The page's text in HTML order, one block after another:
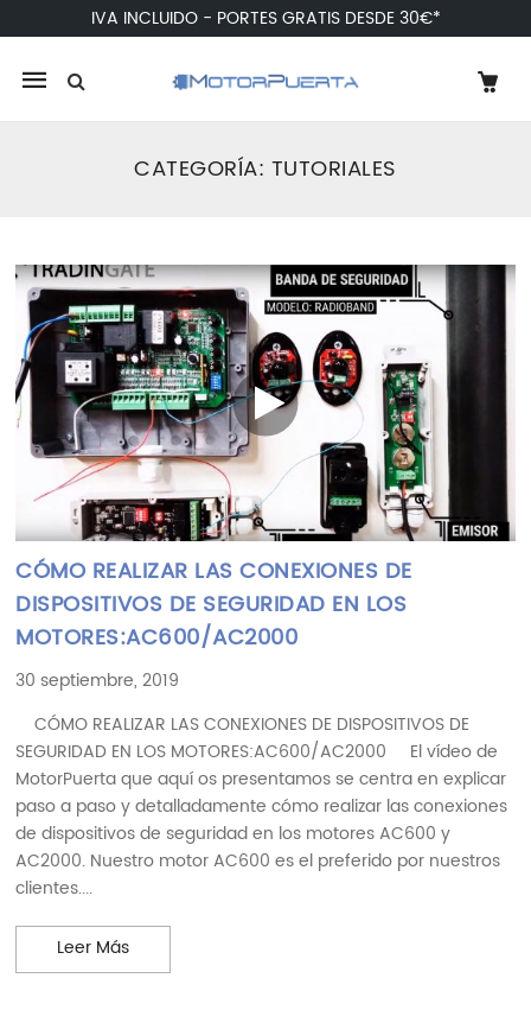
IVA INCLUIDO - PORTES GRATIS DESDE 30€*
Mobile
navigation
CATEGORÍA: TUTORIALES
Skip to content
CÓMO REALIZAR LAS CONEXIONES DE
DISPOSITIVOS DE SEGURIDAD EN LOS
MOTORES:AC600/AC2000
30 septiembre, 2019
CÓMO REALIZAR LAS CONEXIONES DE DISPOSITIVOS DE
SEGURIDAD EN LOS MOTORES:AC600/AC2000 El vídeo de
MotorPuerta que aquí os presentamos se centra en explicar
paso a paso y detalladamente cómo realizar las conexiones
de dispositivos de seguridad en los motores AC600 y
AC2000. Nuestro motor AC600 es el preferido por nuestros
clientes....
Leer MásCÓMO REALIZAR LAS CONEXIONES DE